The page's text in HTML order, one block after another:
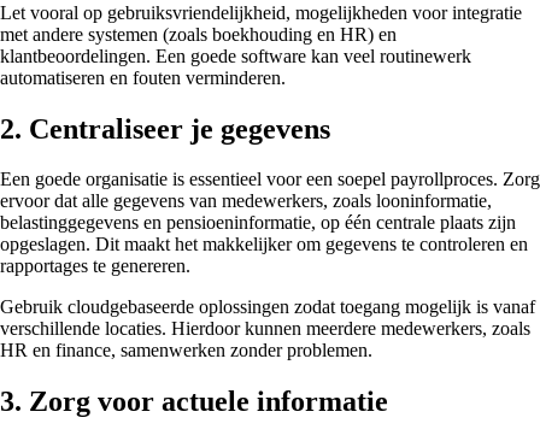
Let vooral op gebruiksvriendelijkheid, mogelijkheden voor integratie
met andere systemen (zoals boekhouding en HR) en
klantbeoordelingen. Een goede software kan veel routinewerk
automatiseren en fouten verminderen.
2. Centraliseer je gegevens
Een goede organisatie is essentieel voor een soepel payrollproces. Zorg
ervoor dat alle gegevens van medewerkers, zoals looninformatie,
belastinggegevens en pensioeninformatie, op één centrale plaats zijn
opgeslagen. Dit maakt het makkelijker om gegevens te controleren en
rapportages te genereren.
Gebruik cloudgebaseerde oplossingen zodat toegang mogelijk is vanaf
verschillende locaties. Hierdoor kunnen meerdere medewerkers, zoals
HR en finance, samenwerken zonder problemen.
3. Zorg voor actuele informatie